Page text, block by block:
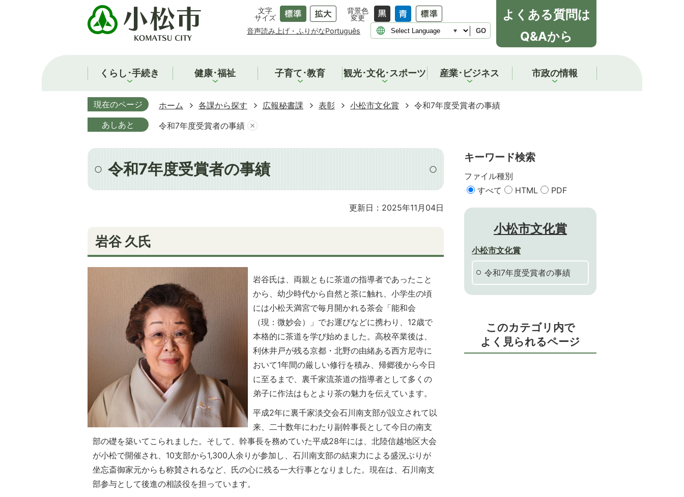
文字
サイズ
背景色
変更
音声読み上げ・ふりがなPortuguês GO
よくある質問は
Q&Aから
くらし･手続き 健康･福祉 子育て･教育 観光･文化･スポーツ 産業･ビジネス 市政の情報
現在のページ ホーム 各課から探す 広報秘書課 表彰 小松市文化賞
令和7年度受賞者の事績
あしあと
令和7年度受賞者の事績
令和7年度受賞者の事績
更新日：2025年11月04日
岩谷 久氏
岩谷氏は、両親ともに茶道の指導者であったこと
から、幼少時代から自然と茶に触れ、小学生の頃
には小松天満宮で毎月開かれる茶会「能和会
（現：微妙会）」でお運びなどに携わり、12歳で
本格的に茶道を学び始めました。高校卒業後は、
利休井戸が残る京都・北野の由緒ある西方尼寺に
おいて1年間の厳しい修行を積み、帰郷後から今日
に至るまで、裏千家流茶道の指導者として多くの
弟子に作法はもとより茶の魅力を伝えています。
平成2年に裏千家淡交会石川南支部が設立されて以
来、二十数年にわたり副幹事長として今日の南支
部の礎を築いてこられました。そして、幹事長を務めていた平成28年には、北陸信越地区大会
が小松で開催され、10支部から1,300人余りが参加し、石川南支部の結束力による盛況ぶりが
坐忘斎御家元からも称賛されるなど、氏の心に残る一大行事となりました。現在は、石川南支
部参与として後進の相談役を担っています。
キーワード検索
ファイル種別
すべて
HTML PDF
小松市文化賞
小松市文化賞
令和7年度受賞者の事績
このカテゴリ内で
よく見られるページ